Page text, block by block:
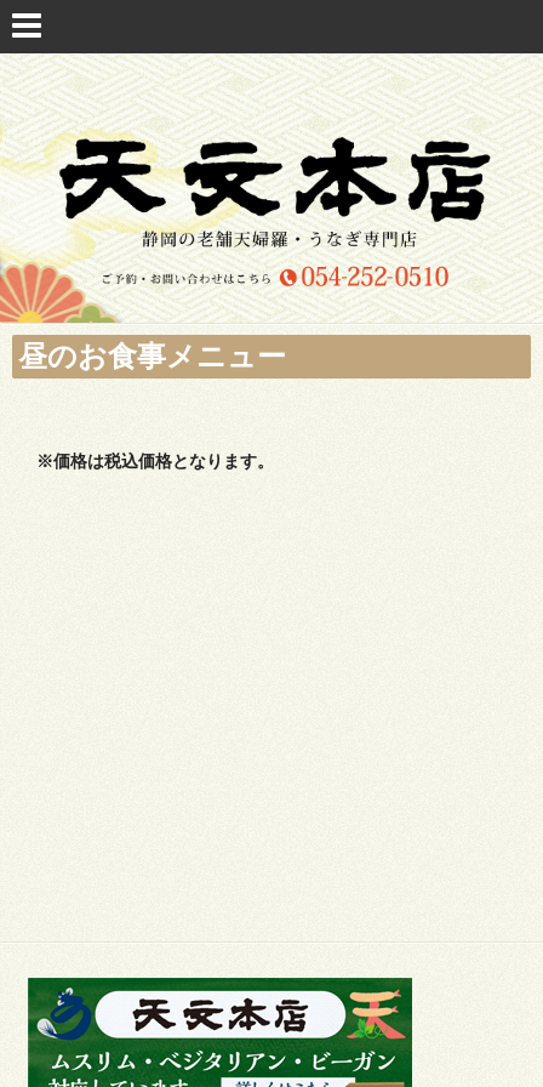
昼のお食事メニュー
※価格は税込価格となります。